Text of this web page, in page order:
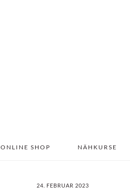
ONLINE SHOP NÄHKURSE
24. FEBRUAR 2023